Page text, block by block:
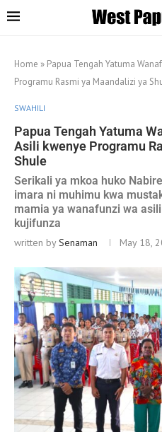
Home » Papua Tengah Yatuma
Programu Rasmi ya Maandalizi ya
SWAHILI
Papua Tengah Yatuma
Asili kwenye Programu
Shule
Serikali ya mkoa huko
imara ni muhimu kwa
mamia ya wanafunzi wa
kujifunza
written bySenaman May 18,